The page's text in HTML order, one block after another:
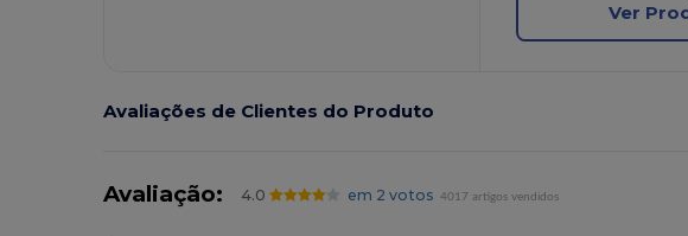
Ver
Avaliações de Clientes do Produto
Avaliação: 4.0 em 2 votos 4017 artigos vendidos